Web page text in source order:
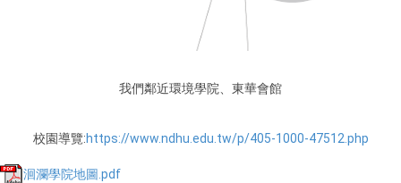
我們鄰近環境學院、東華會館
校園導覽:https://www.ndhu.edu.tw/p/405-1000-47512.php
洄瀾學院地圖.pdf